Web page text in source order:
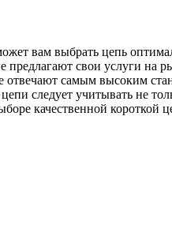
вам выбрать цепь
предлагают свои услуги на
самым высоким
следует учитывать не
качественной короткой